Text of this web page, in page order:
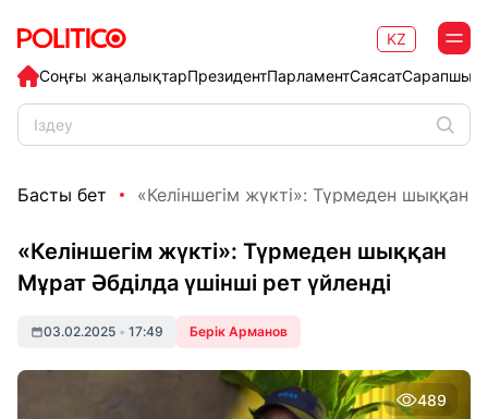
Соңғы жаңалықтарПрезидентПарламентСаясат
KZ
Басты бет «Келіншегім жүкті»: Түрмеден шыққан
«Келіншегім жүкті»: Түрмеден шыққан
Мұрат Әбділда үшінші рет үйленді
03.02.2025 • 17:49 Берік Арманов
489